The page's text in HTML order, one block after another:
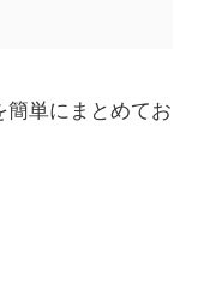
簡単にまとめてお